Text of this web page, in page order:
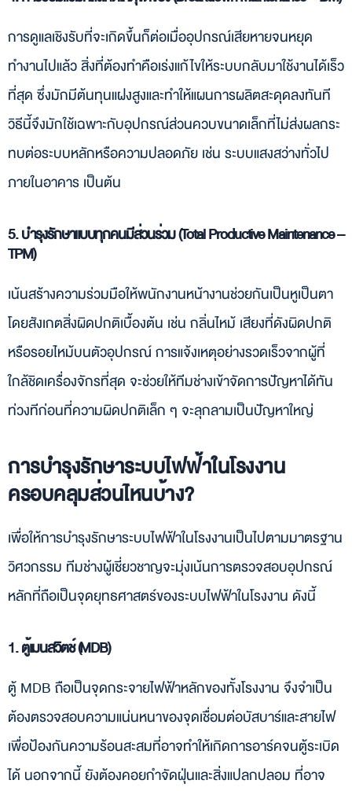
การดูแลเชิงรับที่จะเกิดขึ้นก็ต่อเมื่ออุปกรณ์เสียหายจนหยุด
ทำงานไปแล้ว สิ่งที่ต้องทำคือเร่งแก้ไขให้ระบบกลับมาใช้งานได้เร็ว
ที่สุด ซึ่งมักมีต้นทุนแฝงสูงและทำให้แผนการผลิตสะดุดลงทันที
วิธีนี้จึงมักใช้เฉพาะกับอุปกรณ์ส่วนควบขนาดเล็กที่ไม่ส่งผลกระ
ทบต่อระบบหลักหรือความปลอดภัย เช่น ระบบแสงสว่างทั่วไป
ภายในอาคาร เป็นต้น
5. บำรุงรักษาแบบทุกคนมีส่วนร่วม (Total Productive Maintenance –
TPM)
เน้นสร้างความร่วมมือให้พนักงานหน้างานช่วยกันเป็นหูเป็นตา
โดยสังเกตสิ่งผิดปกติเบื้องต้น เช่น กลิ่นไหม้ เสียงที่ดังผิดปกติ
หรือรอยไหม้บนตัวอุปกรณ์ การแจ้งเหตุอย่างรวดเร็วจากผู้ที่
ใกล้ชิดเครื่องจักรที่สุด จะช่วยให้ทีมช่างเข้าจัดการปัญหาได้ทัน
ท่วงทีก่อนที่ความผิดปกติเล็ก ๆ จะลุกลามเป็นปัญหาใหญ่
การบำรุงรักษาระบบไฟฟ้าในโรงงาน
ครอบคลุมส่วนไหนบ้าง?
เพื่อให้การบำรุงรักษาระบบไฟฟ้าในโรงงานเป็นไปตามมาตรฐาน
วิศวกรรม ทีมช่างผู้เชี่ยวชาญจะมุ่งเน้นการตรวจสอบอุปกรณ์
หลักที่ถือเป็นจุดยุทธศาสตร์ของระบบไฟฟ้าในโรงงาน ดังนี้
1. ตู้เมนสวิตช์ (MDB)
ตู้ MDB ถือเป็นจุดกระจายไฟฟ้าหลักของทั้งโรงงาน จึงจำเป็น
ต้องตรวจสอบความแน่นหนาของจุดเชื่อมต่อบัสบาร์และสายไฟ
เพื่อป้องกันความร้อนสะสมที่อาจทำให้เกิดการอาร์คจนตู้ระเบิด
ได้ นอกจากนี้ ยังต้องคอยกำจัดฝุ่นและสิ่งแปลกปลอม ที่อาจ